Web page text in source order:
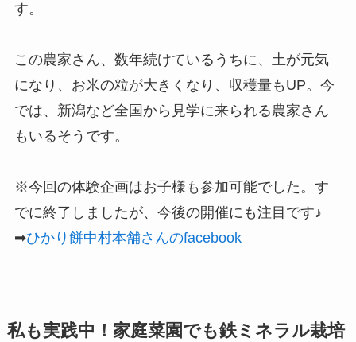
す。
この農家さん、数年続けているうちに、土が元気
になり、お米の粒が大きくなり、収穫量もUP。今
では、新潟など全国から見学に来られる農家さん
もいるそうです。
※今回の体験企画はお子様も参加可能でした。す
でに終了しましたが、今後の開催にも注目です♪
➡ひかり餅中村本舗さんのfacebook
私も実践中！家庭菜園でも鉄ミネラル栽培